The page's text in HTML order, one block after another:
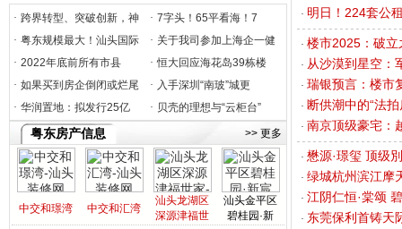
跨界转型、突破创新，神
7字头！65平看海！7
粤东规模最大！汕头国际
关于我司参加上海企一健
2022年底前所有市县
恒大回应海花岛39栋楼
如果买到房企倒闭或烂尾
入手深圳“南玻”城更
华润置地：拟发行25亿
贝壳的理想与“云柜台”
粤东房产信息 >> 更多
中交和璟湾 中交和汇湾
汕头龙湖区
深源津福世
汕头金平区
碧桂园·新
明日！224套公
楼市2025：破立
从沙漠到星空：
瑞银预言：楼市
断供潮中的“法
南京顶级豪宅：
懋源·璟玺 顶级
绿城杭州滨江摩
江阴仁恒·棠颂
东莞保利首铸天